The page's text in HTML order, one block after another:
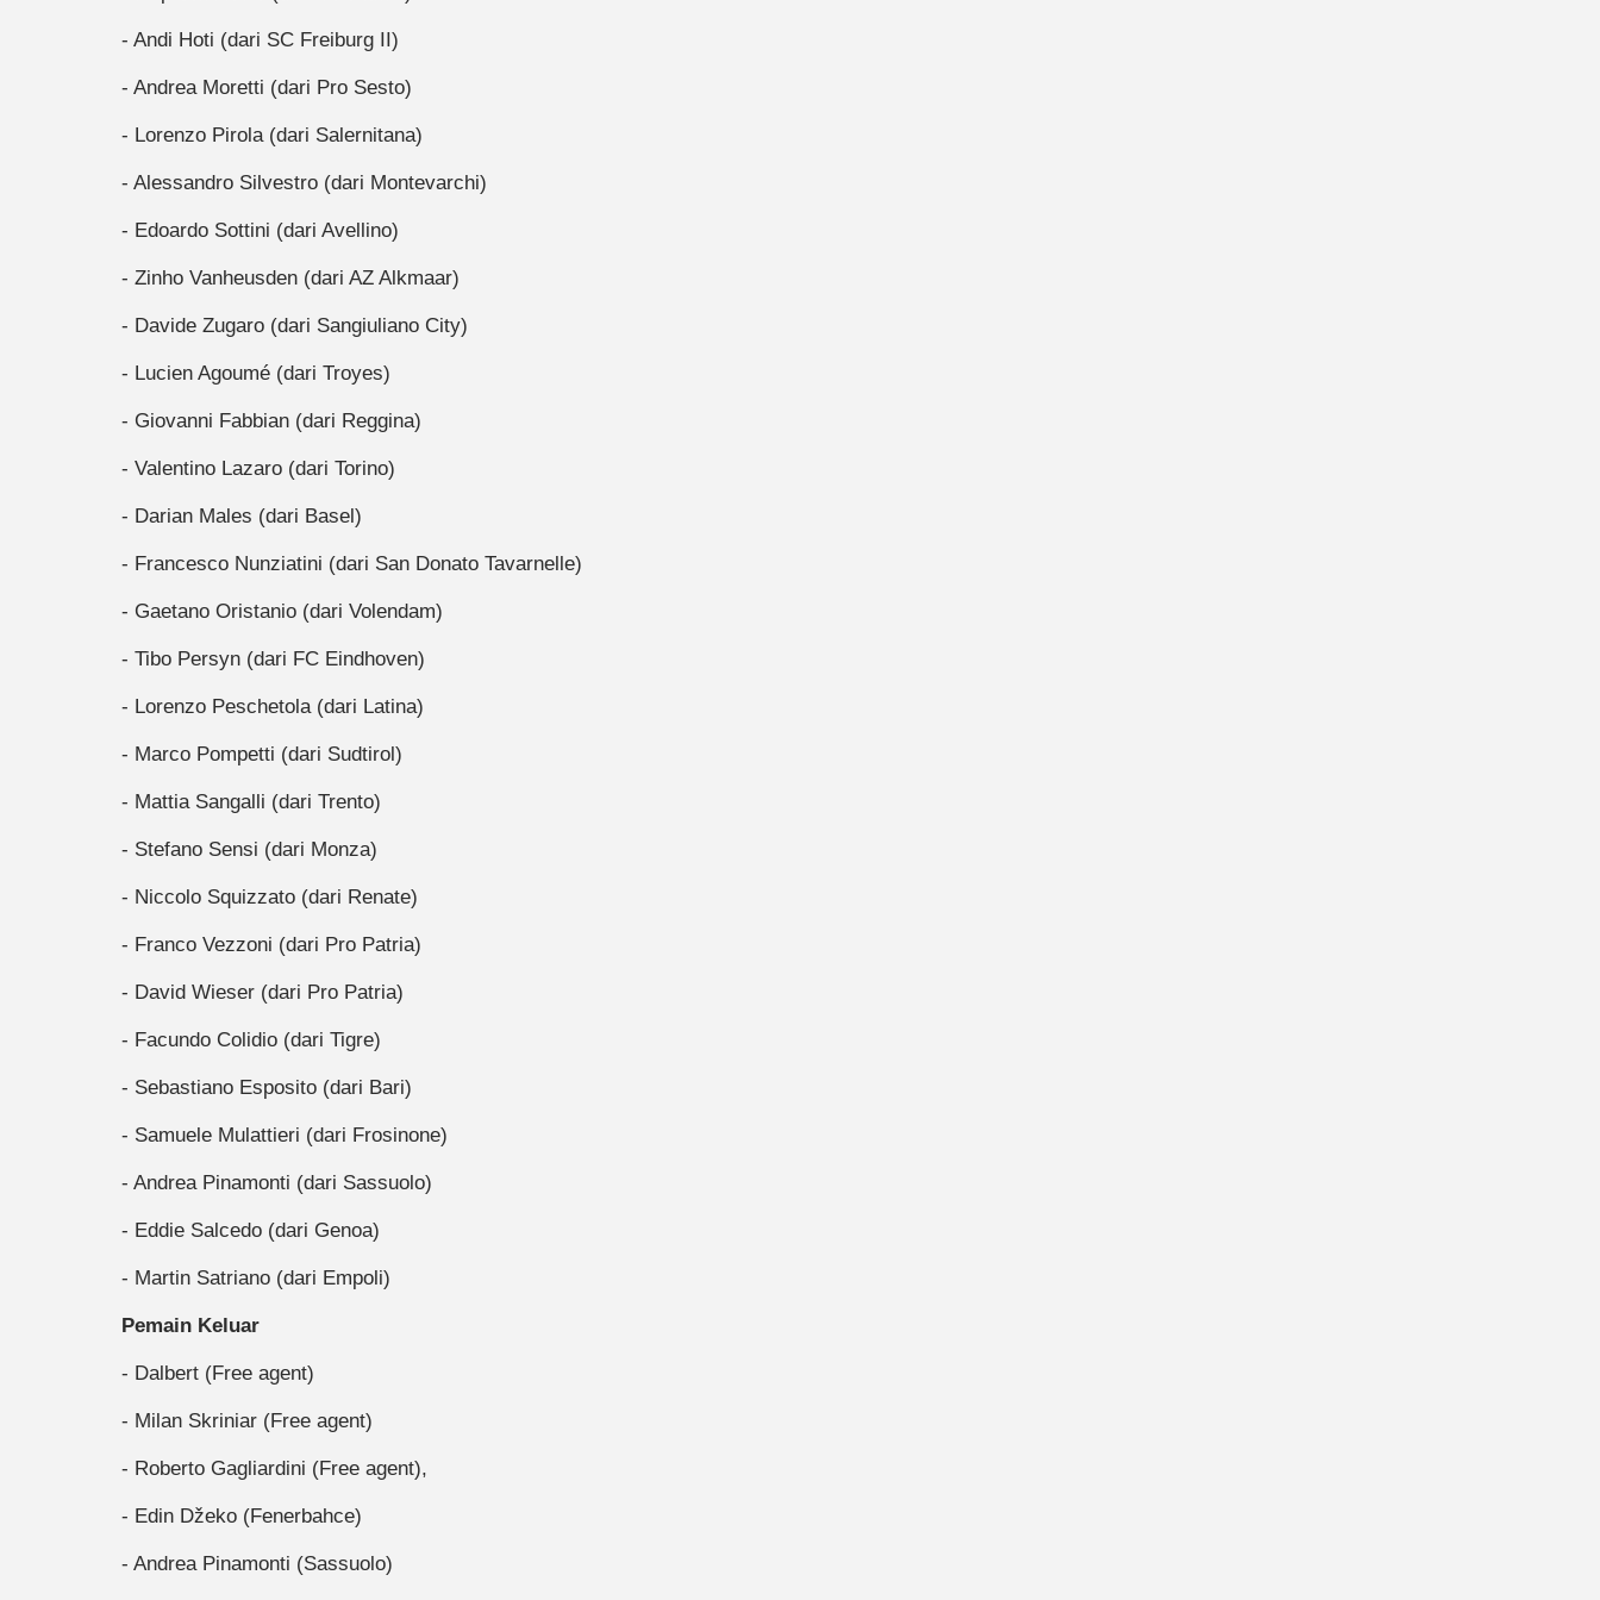
- Andi Hoti (dari SC Freiburg II)
- Andrea Moretti (dari Pro Sesto)
- Lorenzo Pirola (dari Salernitana)
- Alessandro Silvestro (dari Montevarchi)
- Edoardo Sottini (dari Avellino)
- Zinho Vanheusden (dari AZ Alkmaar)
- Davide Zugaro (dari Sangiuliano City)
- Lucien Agoumé (dari Troyes)
- Giovanni Fabbian (dari Reggina)
- Valentino Lazaro (dari Torino)
- Darian Males (dari Basel)
- Francesco Nunziatini (dari San Donato Tavarnelle)
- Gaetano Oristanio (dari Volendam)
- Tibo Persyn (dari FC Eindhoven)
- Lorenzo Peschetola (dari Latina)
- Marco Pompetti (dari Sudtirol)
- Mattia Sangalli (dari Trento)
- Stefano Sensi (dari Monza)
- Niccolo Squizzato (dari Renate)
- Franco Vezzoni (dari Pro Patria)
- David Wieser (dari Pro Patria)
- Facundo Colidio (dari Tigre)
- Sebastiano Esposito (dari Bari)
- Samuele Mulattieri (dari Frosinone)
- Andrea Pinamonti (dari Sassuolo)
- Eddie Salcedo (dari Genoa)
- Martin Satriano (dari Empoli)
Pemain Keluar
- Dalbert (Free agent)
- Milan Skriniar (Free agent)
- Roberto Gagliardini (Free agent),
- Edin Džeko (Fenerbahce)
- Andrea Pinamonti (Sassuolo)